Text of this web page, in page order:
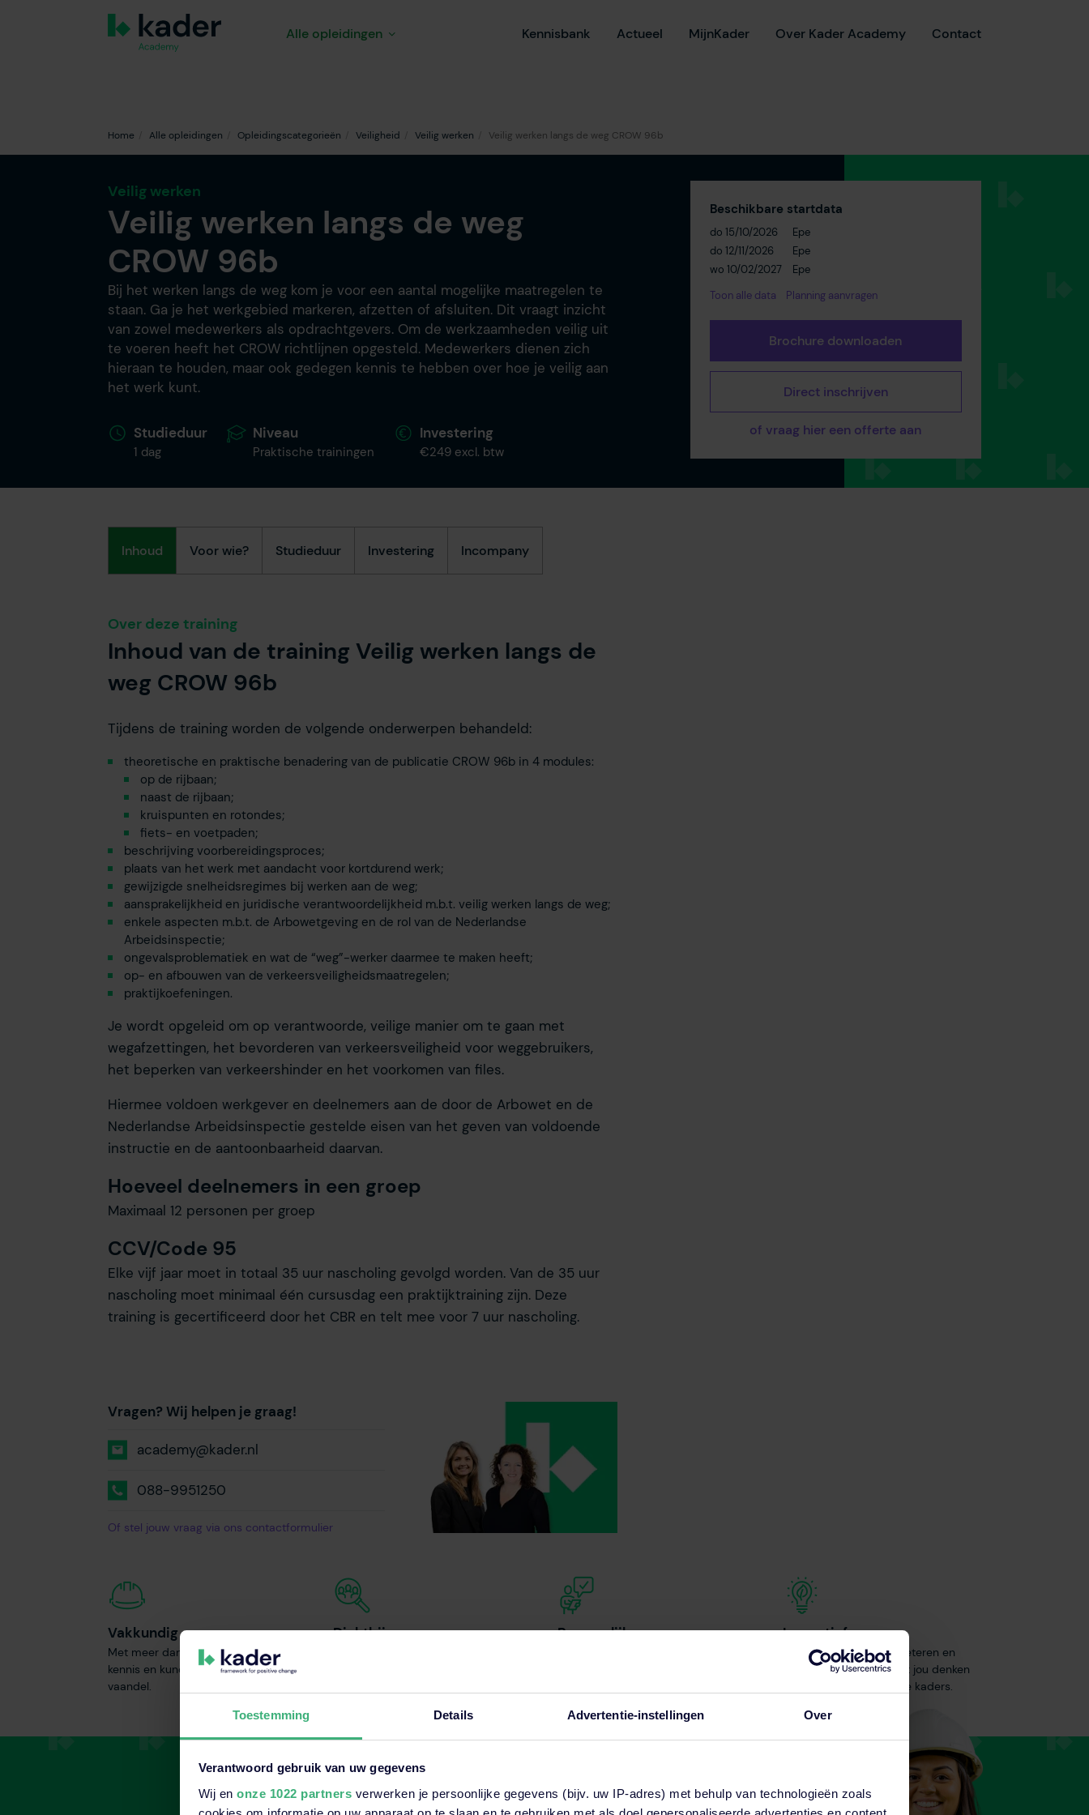
Toestemming Details Advertentie-instellingen Over
Verantwoord gebruik van uw gegevens
Wij en onze 1022 partners verwerken je persoonlijke gegevens (bijv. uw IP-adres) met behulp van technologieën zoals
Alle opleidingen Kennisbank Actueel MijnKader Over Kader Academy Contact
Home Alle opleidingen Opleidingscategorieën Veiligheid Veilig werken Veilig werken langs de weg CROW 96b
Veilig werken
Veilig werken langs de weg
CROW 96b
Bij het werken langs de weg kom je voor een aantal mogelijke maatregelen te
staan. Ga je het werkgebied markeren, afzetten of afsluiten. Dit vraagt inzicht
van zowel medewerkers als opdrachtgevers. Om de werkzaamheden veilig uit
te voeren heeft het CROW richtlijnen opgesteld. Medewerkers dienen zich
hieraan te houden, maar ook gedegen kennis te hebben over hoe je veilig aan
het werk kunt.
Studieduur
1 dag
Niveau
Praktische trainingen
Investering
€249 excl. btw
Beschikbare startdata
do 15/10/2026
Epe
do 12/11/2026
Epe
wo 10/02/2027
Epe
Toon alle data
Planning aanvragen
Brochure downloaden
Direct inschrijven
of vraag hier een offerte aan
Inhoud Voor wie? Studieduur Investering Incompany
Over deze training
Inhoud van de training Veilig werken langs de
weg CROW 96b
Tijdens de training worden de volgende onderwerpen behandeld:
theoretische en praktische benadering van de publicatie CROW 96b in 4 modules:
op de rijbaan;
naast de rijbaan;
kruispunten en rotondes;
fiets- en voetpaden;
beschrijving voorbereidingsproces;
plaats van het werk met aandacht voor kortdurend werk;
gewijzigde snelheidsregimes bij werken aan de weg;
aansprakelijkheid en juridische verantwoordelijkheid m.b.t. veilig werken langs de weg;
enkele aspecten m.b.t. de Arbowetgeving en de rol van de Nederlandse
Arbeidsinspectie;
ongevalsproblematiek en wat de “weg”-werker daarmee te maken heeft;
op- en afbouwen van de verkeersveiligheidsmaatregelen;
praktijkoefeningen.
Je wordt opgeleid om op verantwoorde, veilige manier om te gaan met
wegafzettingen, het bevorderen van verkeersveiligheid voor weggebruikers,
het beperken van verkeershinder en het voorkomen van files.
Hiermee voldoen werkgever en deelnemers aan de door de Arbowet en de
Nederlandse Arbeidsinspectie gestelde eisen van het geven van voldoende
instructie en de aantoonbaarheid daarvan.
Hoeveel deelnemers in een groep
Maximaal 12 personen per groep
CCV/Code 95
Elke vijf jaar moet in totaal 35 uur nascholing gevolgd worden. Van de 35 uur
nascholing moet minimaal één cursusdag een praktijktraining zijn. Deze
training is gecertificeerd door het CBR en telt mee voor 7 uur nascholing.
Vragen? Wij helpen je graag!
academy@kader.nl
088-9951250
Of stel jouw vraag via ons contactformulier
Vakkundig
Met meer dan 25 jaar ervaring staat
kennis en kunde bij ons hoog in het
vaandel.
Dichtbij Persoonlijk Innovatief
We blijven continu verbeteren en
ontwikkelen. Samen met jou denken
we buiten de bestaande kaders.
Veilig werken langs de weg CROW 96b